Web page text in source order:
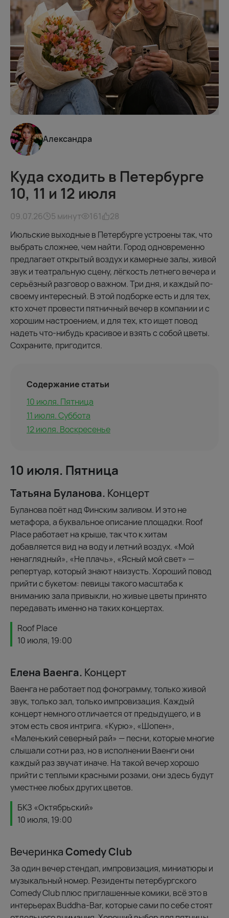
Александра
Куда сходить в Петербурге
10, 11 и 12 июля
09.07.26 5 минут 161
28
Июльские выходные в Петербурге устроены так, что
выбрать сложнее, чем найти. Город одновременно
предлагает открытый воздух и камерные залы, живой
звук и театральную сцену, лёгкость летнего вечера и
серьёзный разговор о важном. Три дня, и каждый по-
своему интересный. В этой подборке есть и для тех,
кто хочет провести пятничный вечер в компании и с
хорошим настроением, и для тех, кто ищет повод
надеть что-нибудь красивое и взять с собой цветы.
Сохраните, пригодится.
Содержание статьи
10 июля. Пятница
11 июля. Суббота
12 июля. Воскресенье
10 июля. Пятница
Татьяна Буланова. Концерт
Буланова поёт над Финским заливом. И это не
метафора, а буквальное описание площадки. Roof
Place работает на крыше, так что к хитам
добавляется вид на воду и летний воздух. «Мой
ненаглядный», «Не плачь», «Ясный мой свет» —
репертуар, который знают наизусть. Хороший повод
прийти с букетом: певицы такого масштаба к
вниманию зала привыкли, но живые цветы принято
передавать именно на таких концертах.
Roof Place
10 июля, 19:00
Елена Ваенга. Концерт
Ваенга не работает под фонограмму, только живой
звук, только зал, только импровизация. Каждый
концерт немного отличается от предыдущего, и в
этом есть своя интрига. «Курю», «Шопен»,
«Маленький северный рай» — песни, которые многие
слышали сотни раз, но в исполнении Ваенги они
каждый раз звучат иначе. На такой вечер хорошо
прийти с теплыми красными розами, они здесь будут
уместнее любых других цветов.
БКЗ «Октябрьский»
10 июля, 19:00
ВечеринкаComedy Club
За один вечер стендап, импровизация, миниатюры и
музыкальный номер. Резиденты петербургского
Comedy Club плюс приглашенные комики, всё это в
интерьерах Buddha-Bar, которые сами по себе стоят